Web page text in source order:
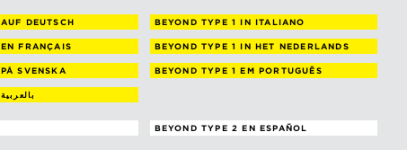
AUF DEUTSCH BEYOND TYPE 1IN ITALIANO
EN FRANÇAIS BEYOND TYPE 1IN HET NEDERLANDS
PÅ SVENSKA BEYOND TYPE 1EM PORTUGUÊS
بالعربية
BEYOND TYPE 2 EN ESPAÑOL